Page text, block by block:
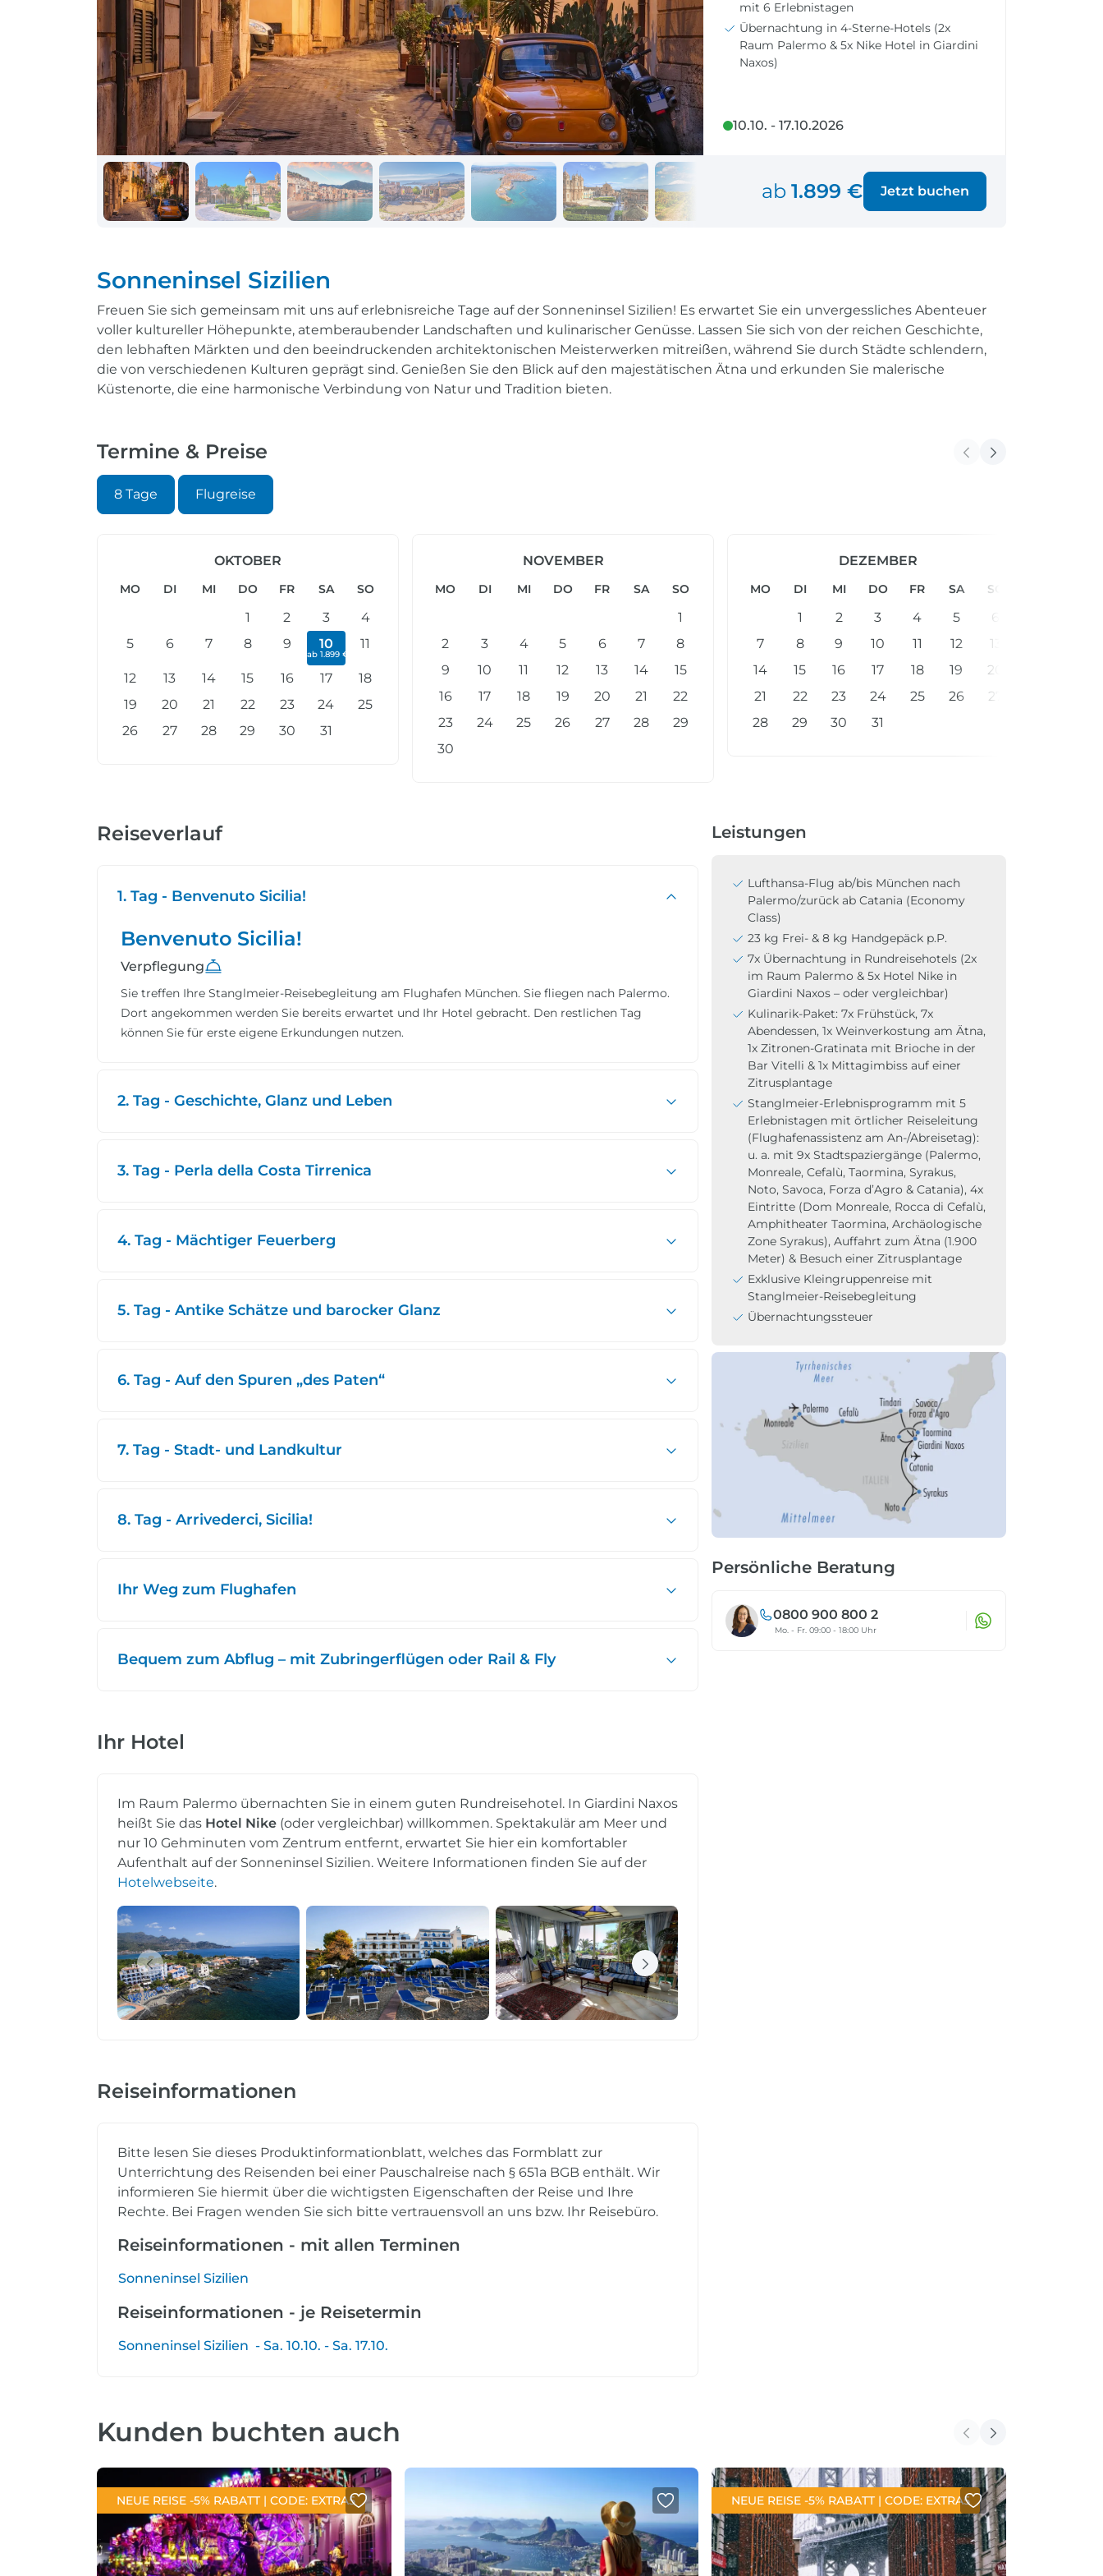
Frankreich Kroatien
Reisen mit
Durchführungsgarantie
Letzte Plätze sichern
Reisekalender
Ihr perfekt geplantes Jahr
Abfahrtsstellen
Alles auf einen Blick
Alle Reiseziele
Reisen mit
Durchführungsgarantie
Letzte Plätze sichern
Reisekalender
Ihr perfekt geplantes Jahr
Ihr Weg zum Flughafen
Flughafentransfer & Parken
Einreisebestimmungen
Alles Wichtige
Landausflüge buchen
mit 6 Erlebnistagen
Übernachtung in 4-Sterne-Hotels (2x
Raum Palermo & 5x Nike Hotel in Giardini
Naxos)
10.10. - 17.10.2026
ab 1.899 € Jetzt buchen
Sonneninsel Sizilien
Freuen Sie sich gemeinsam mit uns auf erlebnisreiche Tage auf der Sonneninsel Sizilien! Es erwartet Sie ein unvergessliches Abenteuer
voller kultureller Höhepunkte, atemberaubender Landschaften und kulinarischer Genüsse. Lassen Sie sich von der reichen Geschichte,
den lebhaften Märkten und den beeindruckenden architektonischen Meisterwerken mitreißen, während Sie durch Städte schlendern,
die von verschiedenen Kulturen geprägt sind. Genießen Sie den Blick auf den majestätischen Ätna und erkunden Sie malerische
Küstenorte, die eine harmonische Verbindung von Natur und Tradition bieten.
Termine & Preise
8 Tage Flugreise
OKTOBER
MO DI MI DO FR SA SO
1 2 3
4
5
6 7 8 9 10
ab 1.899 €
11
12 13 14 15 16 17
18
19
20 21 22 23 24
25
26
27 28 29 30 31
NOVEMBER
MO DI MI DO FR SA SO
1
2
3 4 5 6 7
8
9
10 11 12 13 14
15
16
17 18 19 20 21
22
23
24 25 26 27 28
29
30
DEZEMBER
MO DI MI DO FR SA SO
1 2 3 4 5
6
7
8 9 10 11 12
13
14
15 16 17 18 19
20
21
22 23 24 25 26
27
28
29 30 31
Reiseverlauf
1. Tag - Benvenuto Sicilia!
Benvenuto Sicilia!
Verpflegung
Sie treffen Ihre Stanglmeier-Reisebegleitung am Flughafen München. Sie fliegen nach Palermo.
Dort angekommen werden Sie bereits erwartet und Ihr Hotel gebracht. Den restlichen Tag
können Sie für erste eigene Erkundungen nutzen.
2. Tag - Geschichte, Glanz und Leben
3. Tag - Perla della Costa Tirrenica
4. Tag - Mächtiger Feuerberg
5. Tag - Antike Schätze und barocker Glanz
6. Tag - Auf den Spuren „des Paten“
7. Tag - Stadt- und Landkultur
8. Tag - Arrivederci, Sicilia!
Ihr Weg zum Flughafen
Bequem zum Abflug – mit Zubringerflügen oder Rail & Fly
Ihr Hotel
Im Raum Palermo übernachten Sie in einem guten Rundreisehotel. In Giardini Naxos
heißt Sie das Hotel Nike (oder vergleichbar) willkommen. Spektakulär am Meer und
nur 10 Gehminuten vom Zentrum entfernt, erwartet Sie hier ein komfortabler
Aufenthalt auf der Sonneninsel Sizilien. Weitere Informationen finden Sie auf der
Hotelwebseite.
Reiseinformationen
Bitte lesen Sie dieses Produktinformationblatt, welches das Formblatt zur
Unterrichtung des Reisenden bei einer Pauschalreise nach § 651a BGB enthält. Wir
informieren Sie hiermit über die wichtigsten Eigenschaften der Reise und Ihre
Rechte. Bei Fragen wenden Sie sich bitte vertrauensvoll an uns bzw. Ihr Reisebüro.
Reiseinformationen - mit allen Terminen
Sonneninsel Sizilien
Reiseinformationen - je Reisetermin
Sonneninsel Sizilien - Sa. 10.10. - Sa. 17.10.
Leistungen
Lufthansa-Flug ab/bis München nach
Palermo/zurück ab Catania (Economy
Class)
23 kg Frei- & 8 kg Handgepäck p.P.
7x Übernachtung in Rundreisehotels (2x
im Raum Palermo & 5x Hotel Nike in
Giardini Naxos – oder vergleichbar)
Kulinarik-Paket: 7x Frühstück, 7x
Abendessen, 1x Weinverkostung am Ätna,
1x Zitronen-Gratinata mit Brioche in der
Bar Vitelli & 1x Mittagimbiss auf einer
Zitrusplantage
Stanglmeier-Erlebnisprogramm mit 5
Erlebnistagen mit örtlicher Reiseleitung
(Flughafenassistenz am An-/Abreisetag):
u. a. mit 9x Stadtspaziergänge (Palermo,
Monreale, Cefalù, Taormina, Syrakus,
Noto, Savoca, Forza d’Agro & Catania), 4x
Eintritte (Dom Monreale, Rocca di Cefalù,
Amphitheater Taormina, Archäologische
Zone Syrakus), Auffahrt zum Ätna (1.900
Meter) & Besuch einer Zitrusplantage
Exklusive Kleingruppenreise mit
Stanglmeier-Reisebegleitung
Übernachtungssteuer
Persönliche Beratung
0800 900 800 2
Mo. - Fr. 09:00 - 18:00 Uhr
Kunden buchten auch
NEUE REISE -5% RABATT | CODE: EXTRA5 NEUE REISE -5% RABATT | CODE: EXTRA5